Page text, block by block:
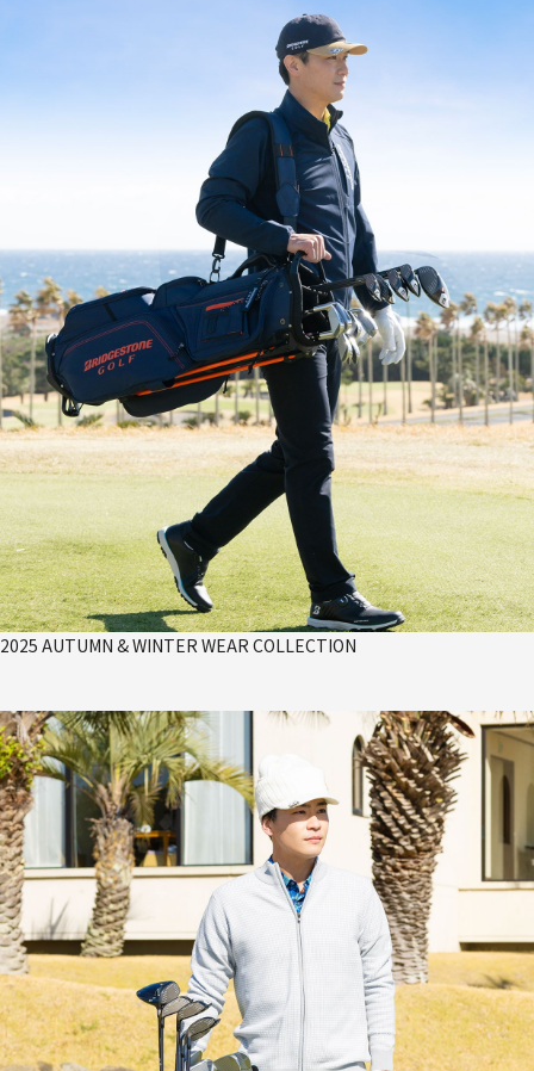
2025 AUTUMN & WINTER WEAR COLLECTION